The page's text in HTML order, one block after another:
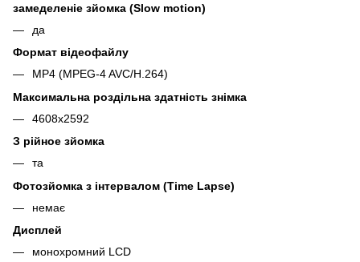
замеделеніе зйомка (Slow motion)
да
Формат відеофайлу
MP4 (MPEG-4 AVC/H.264)
Максимальна роздільна здатність знімка
4608x2592
З рійное зйомка
та
Фотозйомка з інтервалом (Time Lapse)
немає
Дисплей
монохромний LCD